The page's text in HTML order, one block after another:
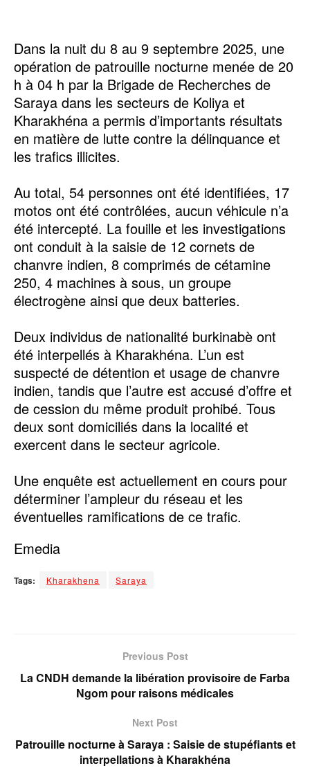
Dans la nuit du 8 au 9 septembre 2025, une
opération de patrouille nocturne menée de 20
h à 04 h par la Brigade de Recherches de
Saraya dans les secteurs de Koliya et
Kharakhéna a permis d’importants résultats
en matière de lutte contre la délinquance et
les trafics illicites.
Au total, 54 personnes ont été identifiées, 17
motos ont été contrôlées, aucun véhicule n’a
été intercepté. La fouille et les investigations
ont conduit à la saisie de 12 cornets de
chanvre indien, 8 comprimés de cétamine
250, 4 machines à sous, un groupe
électrogène ainsi que deux batteries.
Deux individus de nationalité burkinabè ont
été interpellés à Kharakhéna. L’un est
suspecté de détention et usage de chanvre
indien, tandis que l’autre est accusé d’offre et
de cession du même produit prohibé. Tous
deux sont domiciliés dans la localité et
exercent dans le secteur agricole.
Une enquête est actuellement en cours pour
déterminer l’ampleur du réseau et les
éventuelles ramifications de ce trafic.
Emedia
Tags: Kharakhena Saraya
Previous Post
La CNDH demande la libération provisoire de Farba
Ngom pour raisons médicales
Next Post
Patrouille nocturne à Saraya : Saisie de stupéfiants et
interpellations à Kharakhéna